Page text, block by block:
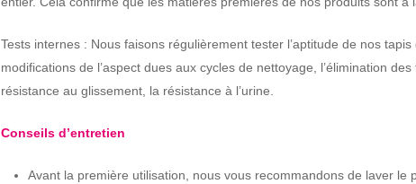
Tests internes : Nous faisons régulièrement tester l’aptitude de nos
modifications de l’aspect dues aux cycles de nettoyage, l’élimination
résistance au glissement, la résistance à l’urine.
Conseils d’entretien
Avant la première utilisation, nous vous recommandons de laver le